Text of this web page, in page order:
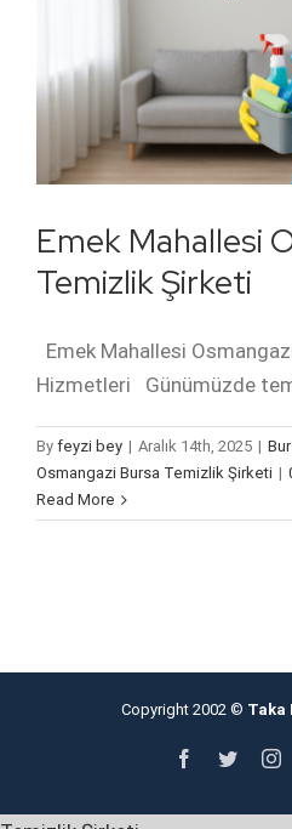
Emek Mahallesi
Temizlik Şirketi
Emek Mahallesi
Hizmetleri Günümüzde
By feyzi bey | Aralık 14th, 2025 |
Osmangazi Bursa Temizlik Şirketi |
Read More
Copyright 2002 © Taka
Facebook
Twitter